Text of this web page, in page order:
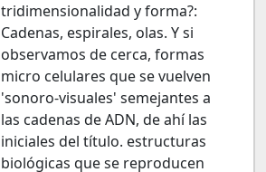
tridimensionalidad y forma?:
Cadenas, espirales, olas. Y si
observamos de cerca, formas
micro celulares que se vuelven
'sonoro-visuales' semejantes a
las cadenas de ADN, de ahí las
iniciales del título. estructuras
biológicas que se reproducen